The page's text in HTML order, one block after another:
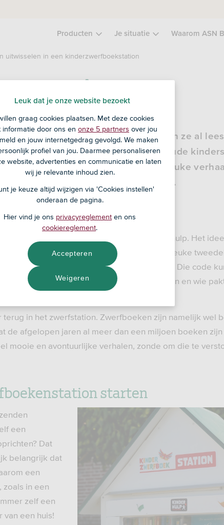
Producten Je situatie Waarom ASN
uitwisselen in een kinderzwerfboekstation
in een
voor een voorleesboek, of kopen ze al
in de boekenkast of een doos met oude
natuurlijk nog genieten van dat leuke
uit via een kinderzwerfboekstation.
lezen
is van het Nationaal Fonds Kinderhulp. Het
in het zwerfstation en neem zelf leuke
zwerfboeken zit een sticker met een code. Die code
volgen
. Waar is het boek al eerder gelezen en wie
in het zwerfstation. Zwerfboeken zijn namelijk wel
de afgelopen jaren al meer dan een miljoen boeken
mooie en avontuurlijke verhalen, zonde om die te
starten
een
Dat
belangrijk dat
een
in een
zelf een
van een huis!
Leuk dat je onze website bezoekt
graag cookies plaatsen. Met deze cookies
informatie door ons en onze 5 partners over jou
en jouw internetgedrag gevolgd. We maken
profiel van jou. Daarmee personaliseren
website, advertenties en communicatie en laten
wij je relevante inhoud zien.
je keuze altijd wijzigen via 'Cookies instellen'
onderaan de pagina.
Hier vind je ons privacyreglement en ons
cookiereglement.
Weigeren
Accepteren